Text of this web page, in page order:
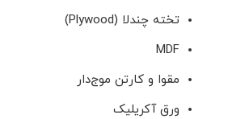
تخته چندلا (Plywood)
MDF
مقوا و کارتن موج‌دار
ورق آکریلیک